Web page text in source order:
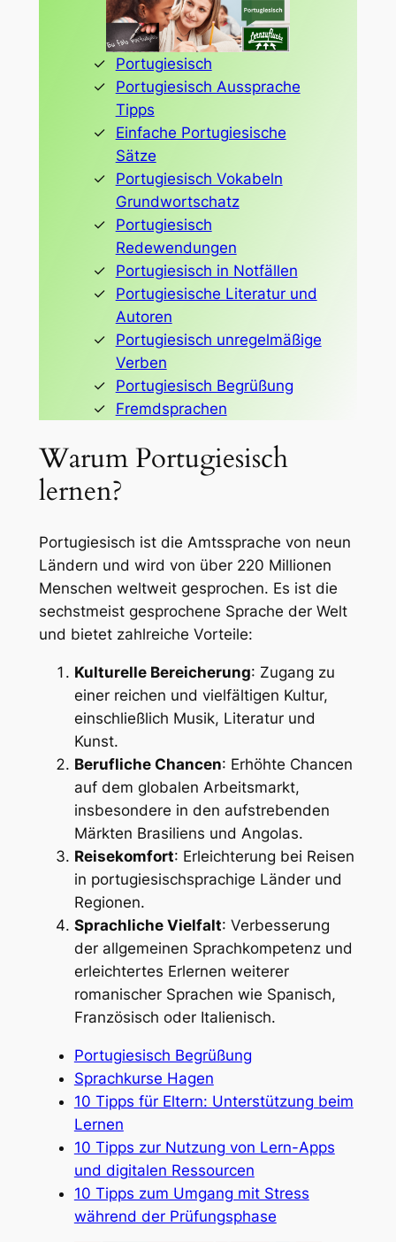
Portugiesisch
Portugiesisch Aussprache
Tipps
Einfache Portugiesische
Sätze
Portugiesisch Vokabeln
Grundwortschatz
Portugiesisch
Redewendungen
Portugiesisch in Notfällen
Portugiesische Literatur und
Autoren
Portugiesisch unregelmäßige
Verben
Portugiesisch Begrüßung
Fremdsprachen
Warum Portugiesisch
lernen?
Portugiesisch ist die Amtssprache von neun
Ländern und wird von über 220 Millionen
Menschen weltweit gesprochen. Es ist die
sechstmeist gesprochene Sprache der Welt
und bietet zahlreiche Vorteile:
Kulturelle Bereicherung: Zugang zu
einer reichen und vielfältigen Kultur,
einschließlich Musik, Literatur und
Kunst.
Berufliche Chancen: Erhöhte Chancen
auf dem globalen Arbeitsmarkt,
insbesondere in den aufstrebenden
Märkten Brasiliens und Angolas.
Reisekomfort: Erleichterung bei Reisen
in portugiesischsprachige Länder und
Regionen.
Sprachliche Vielfalt: Verbesserung
der allgemeinen Sprachkompetenz und
erleichtertes Erlernen weiterer
romanischer Sprachen wie Spanisch,
Französisch oder Italienisch.
Portugiesisch Begrüßung
Sprachkurse Hagen
10 Tipps für Eltern: Unterstützung beim
Lernen
10 Tipps zur Nutzung von Lern-Apps
und digitalen Ressourcen
10 Tipps zum Umgang mit Stress
während der Prüfungsphase